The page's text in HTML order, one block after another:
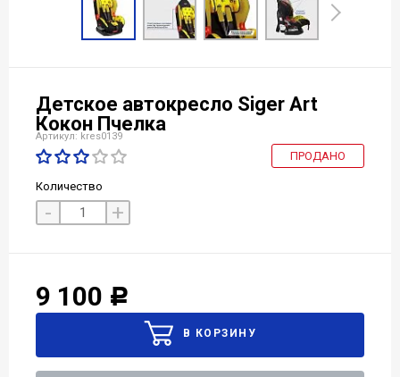
Детское автокресло Siger Art
Кокон Пчелка
Артикул: kres0139
ПРОДАНО
Количество
- +
9 100 Р